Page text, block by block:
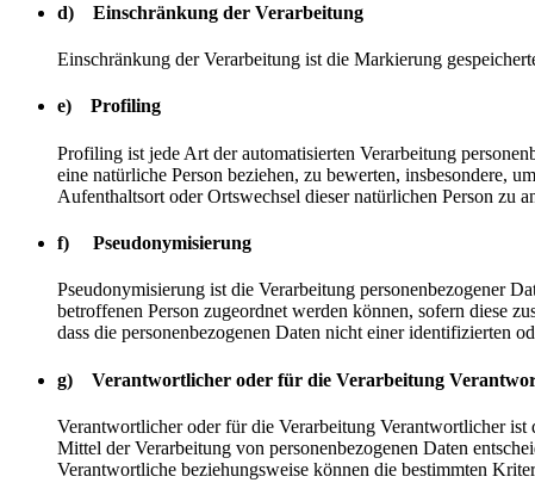
d) Einschränkung der Verarbeitung
Einschränkung der Verarbeitung ist die Markierung
e) Profiling
Profiling ist jede Art der automatisierten Verarbeitung
eine natürliche Person beziehen, zu bewerten, insbesondere,
Aufenthaltsort oder Ortswechsel dieser natürlichen Person zu
f) Pseudonymisierung
Pseudonymisierung ist die Verarbeitung personenbezogener
betroffenen Person zugeordnet werden können, sofern diese
dass die personenbezogenen Daten nicht einer identifizierten
g) Verantwortlicher oder für die Verarbeitung
Verantwortlicher oder für die Verarbeitung Verantwortlicher
Mittel der Verarbeitung von personenbezogenen Daten
Verantwortliche beziehungsweise können die bestimmten